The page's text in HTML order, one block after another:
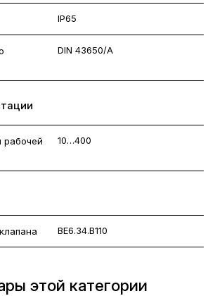
IP65
DIN 43650/A
рабочей
10…400
ВЕ6.34.В110
этой категории